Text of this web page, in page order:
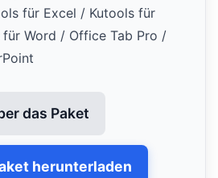
für Excel / Kutools für
Word / Office Tab Pro /
das Paket
herunterladen